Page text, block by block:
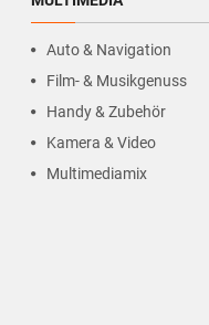
Auto & Navigation
Film- & Musikgenuss
Handy & Zubehör
Kamera & Video
Multimediamix